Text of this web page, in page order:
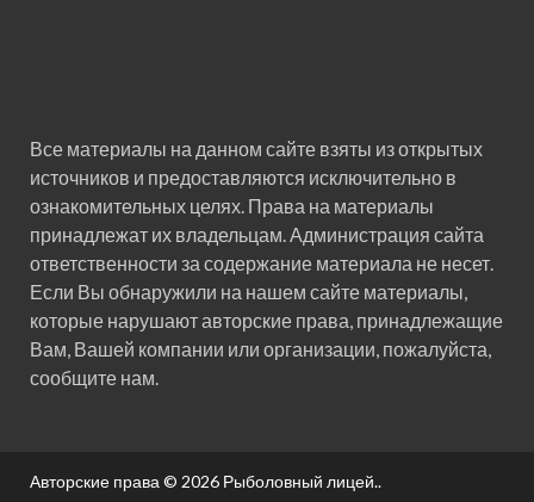
Все материалы на данном сайте взяты из открытых
источников и предоставляются исключительно в
ознакомительных целях. Права на материалы
принадлежат их владельцам. Администрация сайта
ответственности за содержание материала не несет.
Если Вы обнаружили на нашем сайте материалы,
которые нарушают авторские права, принадлежащие
Вам, Вашей компании или организации, пожалуйста,
сообщите нам.
Авторские права © 2026 Рыболовный лицей..